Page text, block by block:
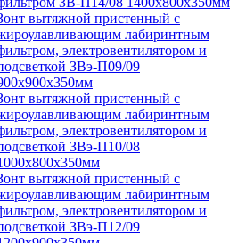
вытяжной пристенный с
лабиринтным
электровентилятором и
ЗВэ-П09/09
вытяжной пристенный с
лабиринтным
электровентилятором и
ЗВэ-П10/08
вытяжной пристенный с
лабиринтным
электровентилятором и
ЗВэ-П12/09